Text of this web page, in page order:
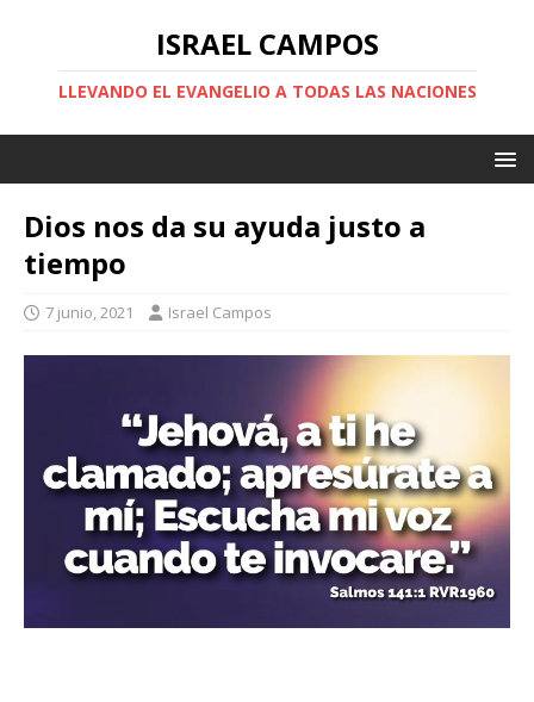
ISRAEL CAMPOS
LLEVANDO EL EVANGELIO A TODAS LAS NACIONES
Dios nos da su ayuda justo a
tiempo
7 junio, 2021 Israel Campos